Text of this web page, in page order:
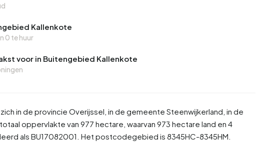
Kallenkote
0 te huur
voor in Buitengebied Kallenkote
in de provincie Overijssel , in de gemeente Steenwijkerland , in de
oppervlakte van 977 hectare, waarvan 973 hectare land en 4
als BU17082001. Het postcodegebied is 8345HC-8345HM.